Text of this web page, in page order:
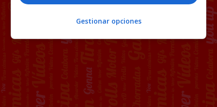
Gestionar opciones